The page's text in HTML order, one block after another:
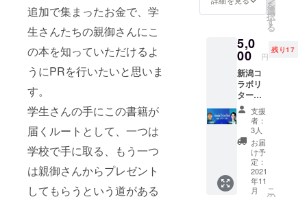
追加で集まったお金で、学
生さんたちの親御さんにこ
の本を知っていただけるよ
うにPRを行いたいと思いま
す。
学生さんの手にこの書籍が
届くルートとして、一つは
学校で手に取る、もう一つ
は親御さんからプレゼント
してもらうという道がある
いたし
ますの
でご了
承くだ
さいま
せ。 オ
リジナ
ルしお
りは、
名刺ぐ
らいの
サイズ
で素材
はアル
くださ
いま
送料込
みと
なって
おりま
す。
を
選
択
す
る
5,0
00 円
残り17
新潟コ
ラボリ
ターン
③ 【出
版記念
イベン
ト】出
張！
Flags
Niigata
”のため
の会議”
支援
者：
3人
お届
け予
定：
2021
年11
月
こ